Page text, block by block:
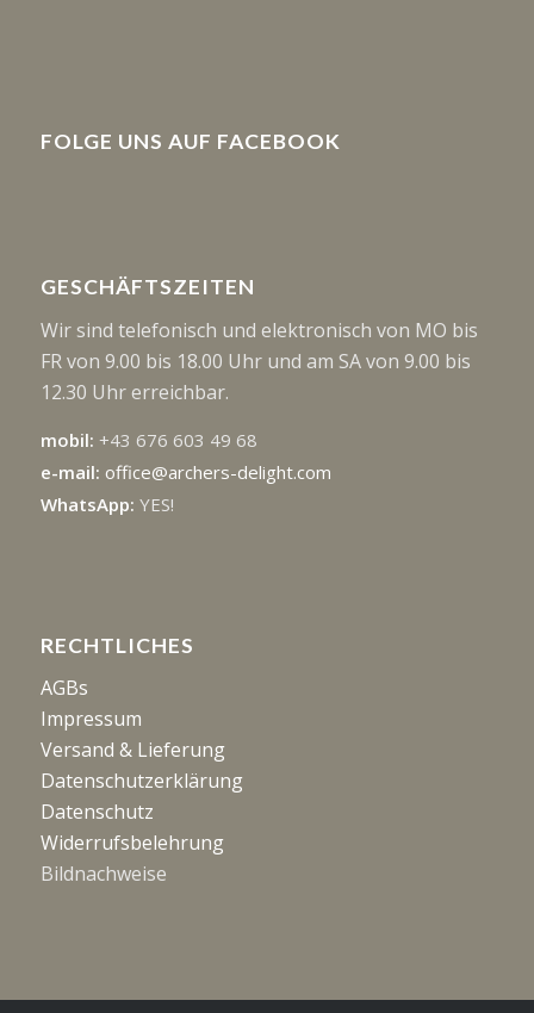
FOLGE UNS AUF FACEBOOK
GESCHÄFTSZEITEN
Wir sind telefonisch und elektronisch von MO bis
FR von 9.00 bis 18.00 Uhr und am SA von 9.00 bis
12.30 Uhr erreichbar.
mobil: +43 676 603 49 68
e-mail: office@archers-delight.com
WhatsApp: YES!
RECHTLICHES
AGBs
Impressum
Versand & Lieferung
Datenschutzerklärung
Datenschutz
Widerrufsbelehrung
Bildnachweise